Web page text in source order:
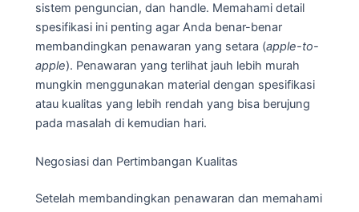
sistem penguncian, dan handle. Memahami detail
spesifikasi ini penting agar Anda benar-benar
membandingkan penawaran yang setara (apple-to-
apple). Penawaran yang terlihat jauh lebih murah
mungkin menggunakan material dengan spesifikasi
atau kualitas yang lebih rendah yang bisa berujung
pada masalah di kemudian hari.
Negosiasi dan Pertimbangan Kualitas
Setelah membandingkan penawaran dan memahami